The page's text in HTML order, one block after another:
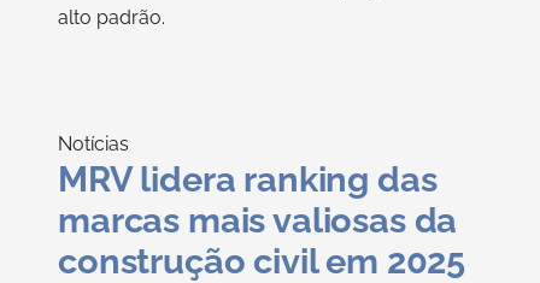
alto padrão.
Notícias
MRV lidera ranking das
marcas mais valiosas da
construção civil em 2025